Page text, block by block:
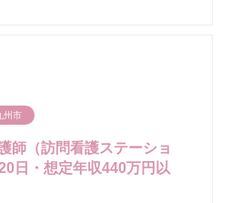
州市
師（訪問看護ステーショ
日・想定年収440万円以